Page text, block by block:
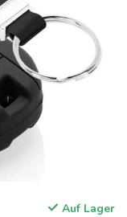
Auf Lager